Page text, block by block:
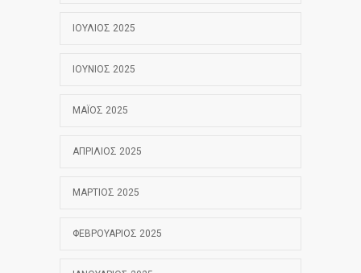
ΙΟΎΛΙΟΣ 2025
ΙΟΎΝΙΟΣ 2025
ΜΆΙΟΣ 2025
ΑΠΡΊΛΙΟΣ 2025
ΜΆΡΤΙΟΣ 2025
ΦΕΒΡΟΥΆΡΙΟΣ 2025